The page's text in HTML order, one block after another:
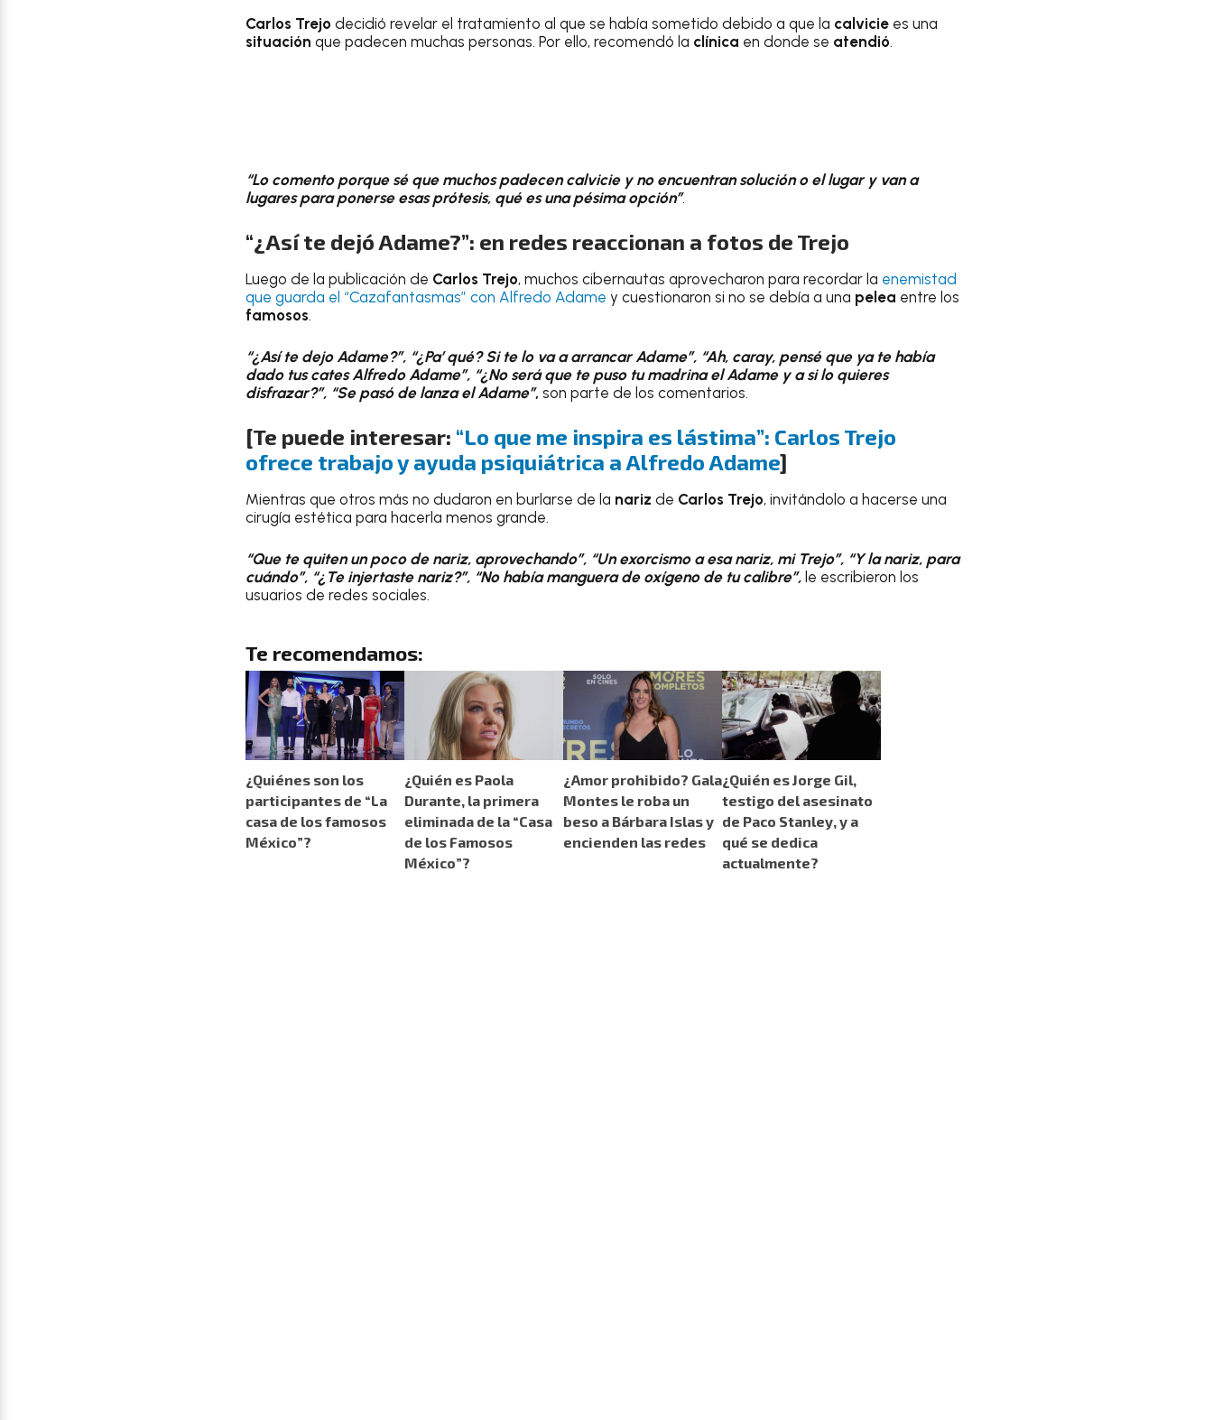
Carlos Trejo decidió revelar el tratamiento al que se había sometido debido a que la calvicie es una
situación que padecen muchas personas. Por ello, recomendó la clínica en donde se atendió.
“Lo comento porque sé que muchos padecen calvicie y no encuentran solución o el lugar y van a
lugares para ponerse esas prótesis, qué es una pésima opción”.
“¿Así te dejó Adame?”: en redes reaccionan a fotos de Trejo
Luego de la publicación de Carlos Trejo, muchos cibernautas aprovecharon para recordar la enemistad
que guarda el “Cazafantasmas” con Alfredo Adame y cuestionaron si no se debía a una pelea entre los
famosos.
“¿Así te dejo Adame?”, “¿Pa’ qué? Si te lo va a arrancar Adame”, “Ah, caray, pensé que ya te había
dado tus cates Alfredo Adame”, “¿No será que te puso tu madrina el Adame y a si lo quieres
disfrazar?”, “Se pasó de lanza el Adame”, son parte de los comentarios.
[Te puede interesar: “Lo que me inspira es lástima”: Carlos Trejo
ofrece trabajo y ayuda psiquiátrica a Alfredo Adame]
Mientras que otros más no dudaron en burlarse de la nariz de Carlos Trejo, invitándolo a hacerse una
cirugía estética para hacerla menos grande.
“Que te quiten un poco de nariz, aprovechando”, “Un exorcismo a esa nariz, mi Trejo”, “Y la nariz, para
cuándo”, “¿Te injertaste nariz?”, “No había manguera de oxígeno de tu calibre”, le escribieron los
usuarios de redes sociales.
Te recomendamos:
¿Quiénes son los
participantes de “La
casa de los famosos
México”?
¿Quién es Paola
Durante, la primera
eliminada de la “Casa
de los Famosos
México”?
¿Amor prohibido? Gala
Montes le roba un
beso a Bárbara Islas y
encienden las redes
¿Quién es Jorge Gil,
testigo del asesinato
de Paco Stanley, y a
qué se dedica
actualmente?